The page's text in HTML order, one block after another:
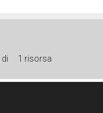
di 1 risorsa